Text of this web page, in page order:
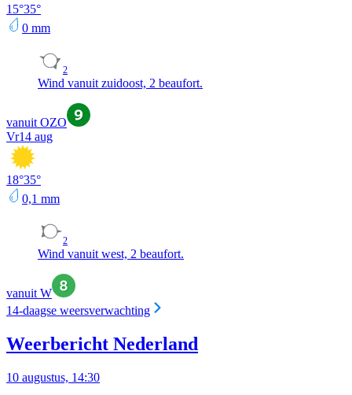
15°35°
0 mm
2
Wind vanuit zuidoost, 2 beaufort.
vanuit OZO
Vr14 aug
18°35°
0,1 mm
2
Wind vanuit west, 2 beaufort.
vanuit W
14-daagse weersverwachting
Weerbericht Nederland
10 augustus, 14:30